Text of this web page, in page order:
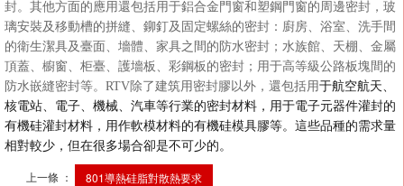
封。其他方面的應用還包括用于鋁合金門窗和塑鋼門窗的周邊密封，玻
璃安裝及移動槽的拼縫、鉚釘及固定螺絲的密封：廚房、浴室、洗手間
的衛生潔具及臺面、墻體、家具之間的防水密封；水族館、天棚、金屬
頂蓋、櫥窗、柜臺、護墻板、彩鋼板的密封；用于高等級公路板塊間的
防水嵌縫密封等。RTV除了建筑用密封膠以外，還包括用于航空航天、
核電站、電子、機械、汽車等行業的密封材料，用于電子元器件灌封的
有機硅灌封材料，用作軟模材料的有機硅模具膠等。這些品種的需求量
相對較少，但在很多場合卻是不可少的。
上一條 ： 801導熱硅脂對散熱要求